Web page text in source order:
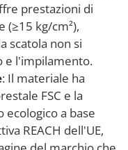
prestazioni di
(≥15 kg/cm²),
scatola non si
e l'impilamento.
: Il materiale ha
FSC e la
ecologico a base
REACH dell'UE,